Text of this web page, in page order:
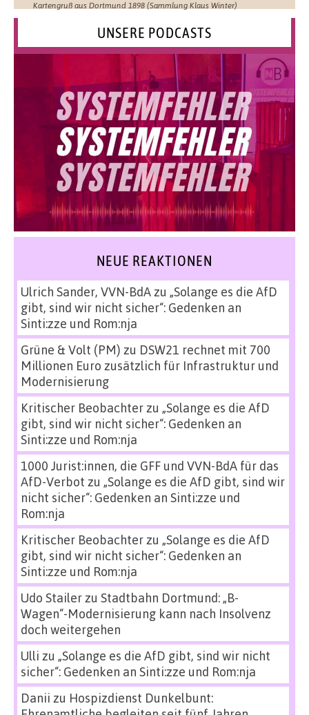
Kartengruß aus Dortmund 1898 (Sammlung Klaus Winter)
UNSERE PODCASTS
NEUE REAKTIONEN
Ulrich Sander, VVN-BdAzu „Solange es die AfD
gibt, sind wir nicht sicher“: Gedenken an
Sinti:zze und Rom:nja
Grüne & Volt (PM) zu DSW21 rechnet mit 700
Millionen Euro zusätzlich für Infrastruktur und
Modernisierung
Kritischer Beobachterzu „Solange es die AfD
gibt, sind wir nicht sicher“: Gedenken an
Sinti:zze und Rom:nja
1000 Jurist:innen, die GFF und VVN-BdA für das
AfD-Verbot zu „Solange es die AfD gibt, sind wir
nicht sicher“: Gedenken an Sinti:zze und
Rom:nja
Kritischer Beobachterzu „Solange es die AfD
gibt, sind wir nicht sicher“: Gedenken an
Sinti:zze und Rom:nja
Udo Stailerzu Stadtbahn Dortmund: „B-
Wagen“-Modernisierung kann nach Insolvenz
doch weitergehen
Ulli zu „Solange es die AfD gibt, sind wir nicht
sicher“: Gedenken an Sinti:zze und Rom:nja
Danii zu Hospizdienst Dunkelbunt: